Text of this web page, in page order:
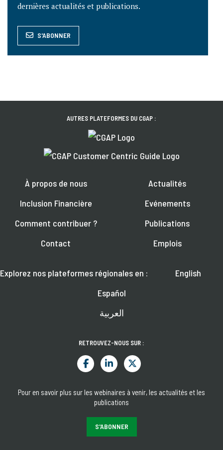
dernières actualités et publications.
S'ABONNER
AUTRES PLATEFORMES DU CGAP :
À propos de nous
Inclusion Financière
Comment contribuer ?
Contact
Actualités
Evénements
Publications
Emplois
Explorez nos plateformes régionales en :
English
Español
العربية
RETROUVEZ-NOUS SUR :
Pour en savoir plus sur les webinaires à venir, les actualités et les
publications
S'ABONNER